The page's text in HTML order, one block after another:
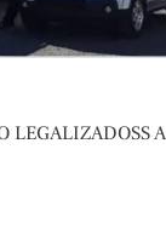
LEGALIZADOSS